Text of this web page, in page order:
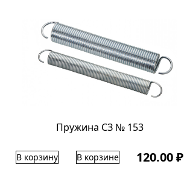
Пружина СЗ № 153
В корзину В корзине 120.00 ₽